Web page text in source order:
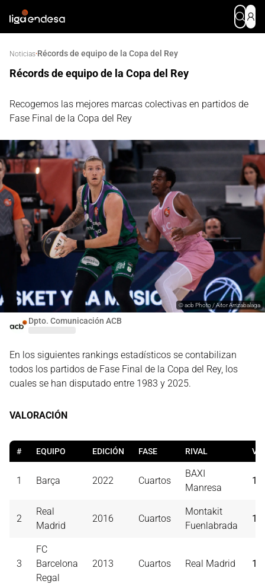
Noticias·Récords de equipo de la Copa del Rey
Récords de equipo de la Copa del Rey
Recogemos las mejores marcas colectivas en partidos de
Fase Final de la Copa del Rey
Dpto. Comunicación ACB
©acb Photo / Aitor Arrizabalaga
En los siguientes rankings estadísticos se contabilizan
todos los partidos de Fase Final de la Copa del Rey, los
cuales se han disputado entre 1983 y 2025.
VALORACIÓN
# EQUIPO EDICIÓN FASE RIVAL
1 Barça 2022 Cuartos
BAXI
Manresa
2
Real
Madrid
2016 Cuartos
Montakit
Fuenlabrada
3
FC
Barcelona
Regal
2013 Cuartos Real Madrid